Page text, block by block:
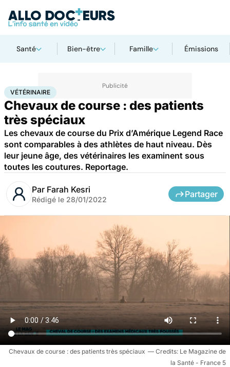
Santé Bien-être Famille Émissions
AccueilBien-être Vétérinaire
VÉTÉRINAIRE
Chevaux de course : des patients
très spéciaux
Les chevaux de course du Prix d’Amérique Legend Race
sont comparables à des athlètes de haut niveau. Dès
leur jeune âge, des vétérinaires les examinent sous
toutes les coutures. Reportage.
Par Farah Kesri
Rédigé le 28/01/2022
Partager
Chevaux de course : des patients très spéciaux
Le Magazine de
la Santé - France 5